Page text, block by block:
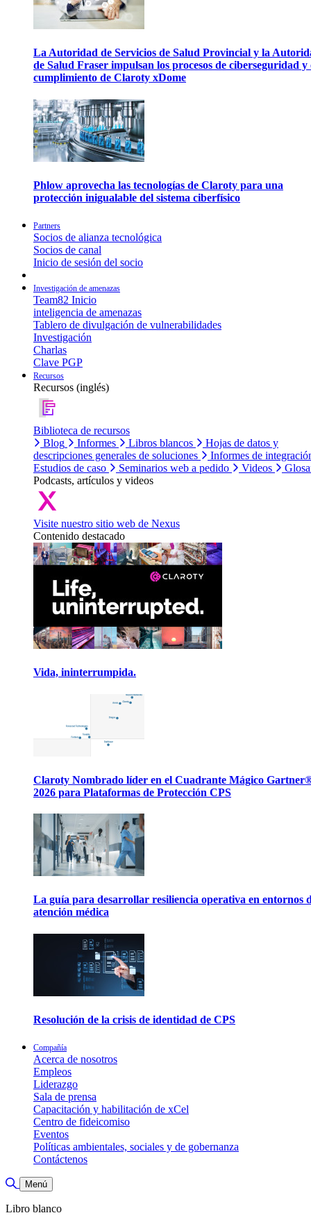
La Autoridad de Servicios de Salud Provincial y la
de Salud Fraser impulsan los procesos de ciberseguridad y
cumplimiento de Claroty xDome
Phlow aprovecha las tecnologías de Claroty para una
protección inigualable del sistema ciberfísico
Partners
Socios de alianza tecnológica
Socios de canal
Inicio de sesión del socio
Investigación de amenazas
Team82 Inicio
inteligencia de amenazas
Tablero de divulgación de vulnerabilidades
Investigación
Charlas
Clave PGP
Recursos
Recursos (inglés)
Biblioteca de recursos
Blog
Informes Libros blancos
Hojas de datos y
descripciones generales de soluciones
Informes de
Estudios de caso
Seminarios web a pedido Videos
Podcasts, artículos y videos
Visite nuestro sitio web de Nexus
Contenido destacado
Vida, ininterrumpida.
Claroty Nombrado líder en el Cuadrante Mágico
2026 para Plataformas de Protección CPS
La guía para desarrollar resiliencia operativa en entornos
atención médica
Resolución de la crisis de identidad de CPS
Compañía
Acerca de nosotros
Empleos
Liderazgo
Sala de prensa
Capacitación y habilitación de xCel
Centro de fideicomiso
Eventos
Políticas ambientales, sociales y de gobernanza
Contáctenos
Alternar búsqueda
Menú
Libro blanco